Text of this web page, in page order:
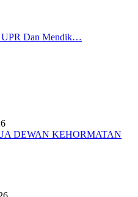
UPR Dan Mendik…
DEWAN KEHORMATAN